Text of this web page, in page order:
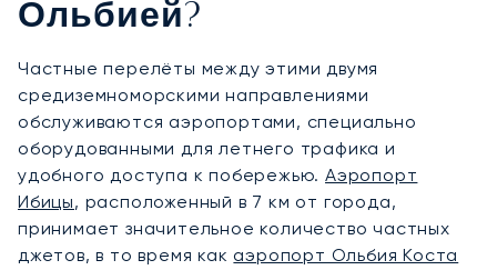
Ольбией?
Частные перелёты между этими двумя
средиземноморскими направлениями
обслуживаются аэропортами, специально
оборудованными для летнего трафика и
удобного доступа к побережью.Аэропорт
Ибицы, расположенный в 7 км от города,
принимает значительное количество частных
джетов, в то время как аэропорт Ольбия Коста